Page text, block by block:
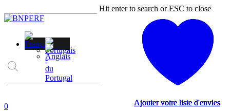
to
content
Hit enter to search or ESC to close
Close
account
0
Ajouter votre liste d'envies
Ajouter votre liste d'envies
Ajouter votre liste d'envies
Ajouter votre liste d'envies